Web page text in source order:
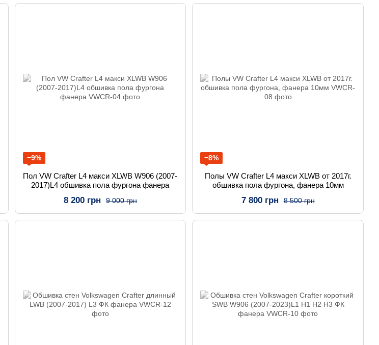
−9%
Пол VW Crafter L4 макси XLWB W906 (2007-
2017)L4 обшивка пола фургона фанера
9 000 грн
8 200 грн
−8%
Полы VW Crafter L4 макси XLWB от 2017г.
обшивка пола фургона, фанера 10мм
8 500 грн
7 800 грн